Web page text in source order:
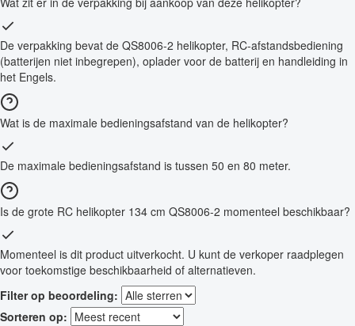
De verpakking bevat de QS8006-2 helikopter, RC-afstandsbediening
(batterijen niet inbegrepen), oplader voor de batterij en handleiding in
het Engels.
Wat is de maximale bedieningsafstand van de helikopter?
De maximale bedieningsafstand is tussen 50 en 80 meter.
Is de grote RC helikopter 134 cm QS8006-2 momenteel beschikbaar?
Momenteel is dit product uitverkocht. U kunt de verkoper raadplegen
voor toekomstige beschikbaarheid of alternatieven.
Filter op beoordeling:
Sorteren op: